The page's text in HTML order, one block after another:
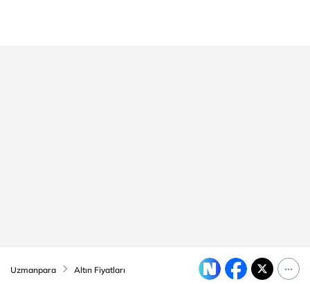
Uzmanpara Altın Fiyatları